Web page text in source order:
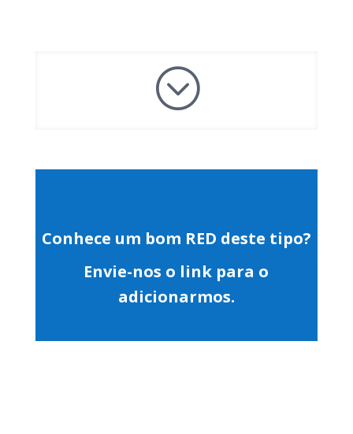
;
Conhece um bom RED deste tipo?
Envie-nos o link para o
adicionarmos.